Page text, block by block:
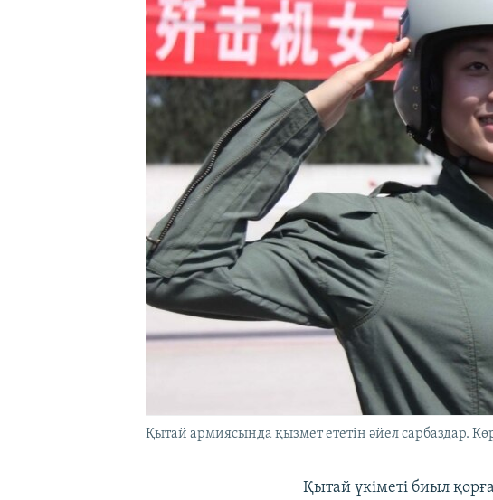
Қытай армиясында қызмет ететін әйел сарбаздар.
Қытай үкіметі биыл